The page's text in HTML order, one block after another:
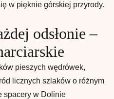
w pięknie górskiej przyrody.
odsłonie –
pieszych wędrówek,
licznych szlaków o różnym
spacery w Dolinie